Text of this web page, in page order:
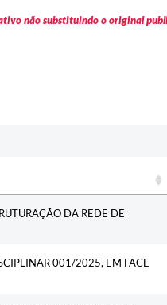
não substituindo o original
DA REDE DE
001/2025, EM FACE